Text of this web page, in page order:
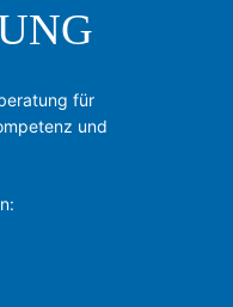
für
und